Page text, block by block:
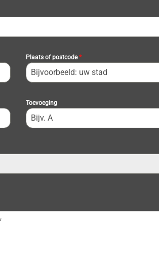
Plaats of postcode*
Toevoeging